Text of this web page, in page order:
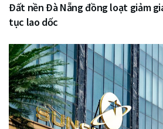
Đất nền Đà Nẵng đồng loạt giảm
tục lao dốc